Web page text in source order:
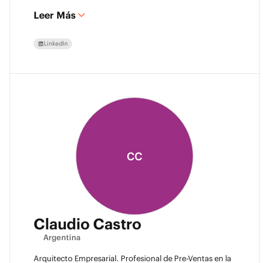
Leer Más
LinkedIn
CC
Claudio Castro
Argentina
Arquitecto Empresarial. Profesional de Pre-Ventas en la